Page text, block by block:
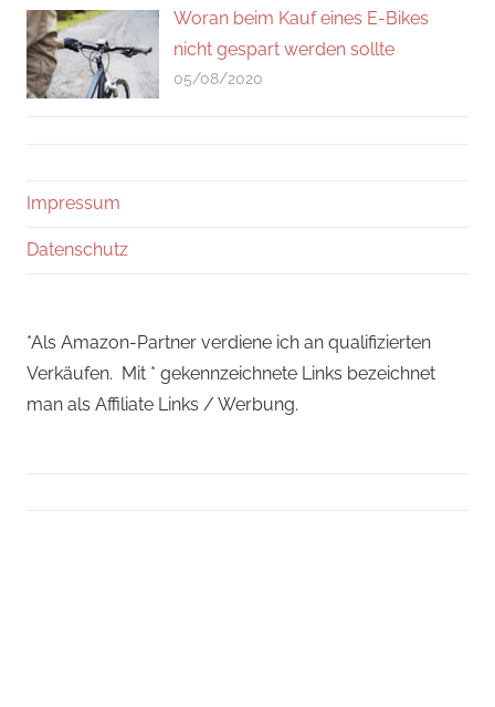
Woran beim Kauf eines E-Bikes
nicht gespart werden sollte
05/08/2020
Impressum
Datenschutz
*Als Amazon-Partner verdiene ich an qualifizierten
Verkäufen. Mit * gekennzeichnete Links bezeichnet
man als Affiliate Links / Werbung.